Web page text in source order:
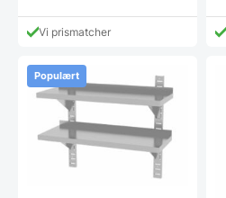
Vi prismatcher
Populært